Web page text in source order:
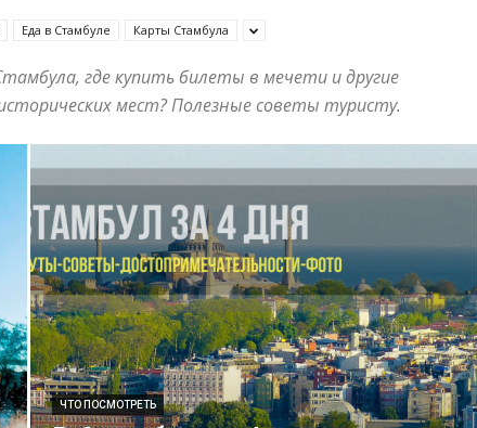
Еда в Стамбуле Карты Стамбула
где купить билеты в мечети и другие
мест? Полезные советы туристу.
ЧТО ПОСМОТРЕТЬ